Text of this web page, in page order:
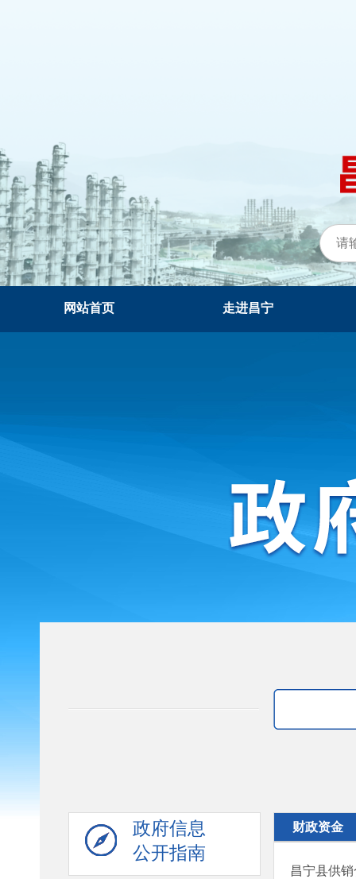
网站首页 走进昌宁
政府信息
公开指南
财政资金
昌宁县供